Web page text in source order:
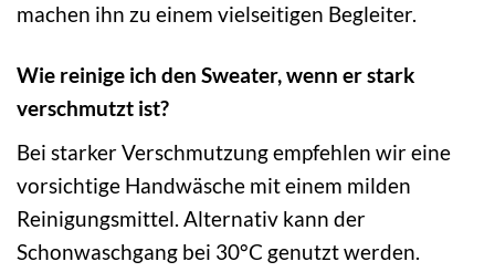
machen ihn zu einem vielseitigen Begleiter.
Wie reinige ich den Sweater, wenn er stark
verschmutzt ist?
Bei starker Verschmutzung empfehlen wir eine
vorsichtige Handwäsche mit einem milden
Reinigungsmittel. Alternativ kann der
Schonwaschgang bei 30°C genutzt werden.